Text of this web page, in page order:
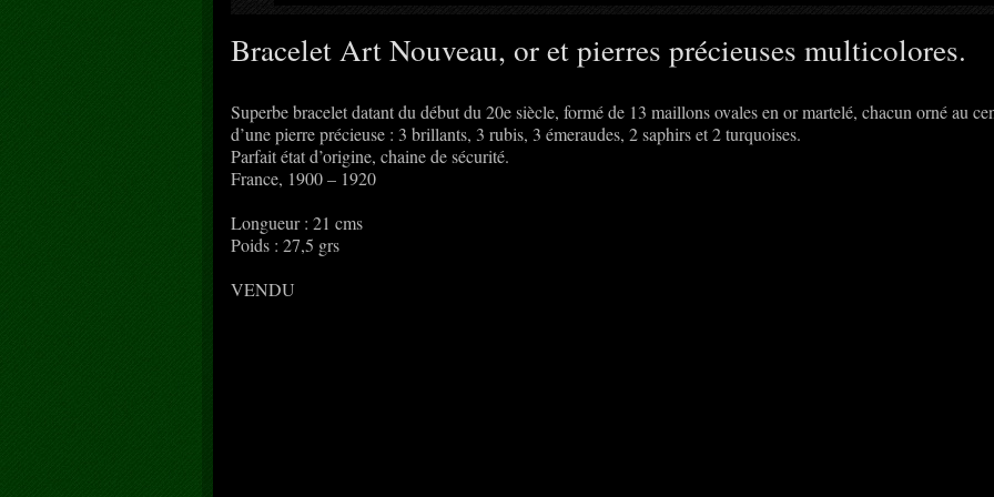
Bracelet Art Nouveau, or et pierres précieuses multicolores.
Superbe bracelet datant du début du 20e siècle, formé de 13 maillons ovales en or martelé, chacun orné au
d’une pierre précieuse : 3 brillants, 3 rubis, 3 émeraudes, 2 saphirs et 2 turquoises.
Parfait état d’origine, chaine de sécurité.
France, 1900 – 1920
Longueur : 21 cms
Poids : 27,5 grs
VENDU